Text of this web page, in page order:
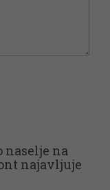
naselje na
najavljuje